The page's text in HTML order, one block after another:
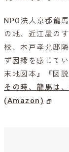
NPO法人京都龍
の地、近江屋の
校、木戸孝允邸
ず因縁を感じて
末地図本』『図
その時、龍馬は
(Amazon)